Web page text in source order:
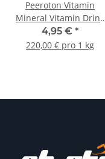
Peeroton Vitamin
Mineral Vitamin Drink
Stick 5er Pack
4,95 € *
220,00 € pro 1 kg